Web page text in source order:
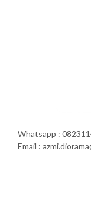
Whatsapp :
Email :